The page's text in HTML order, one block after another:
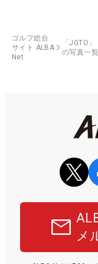
ゴルフ総合
サイト ALBA
Net
「JGTO」
の写真一覧
メ